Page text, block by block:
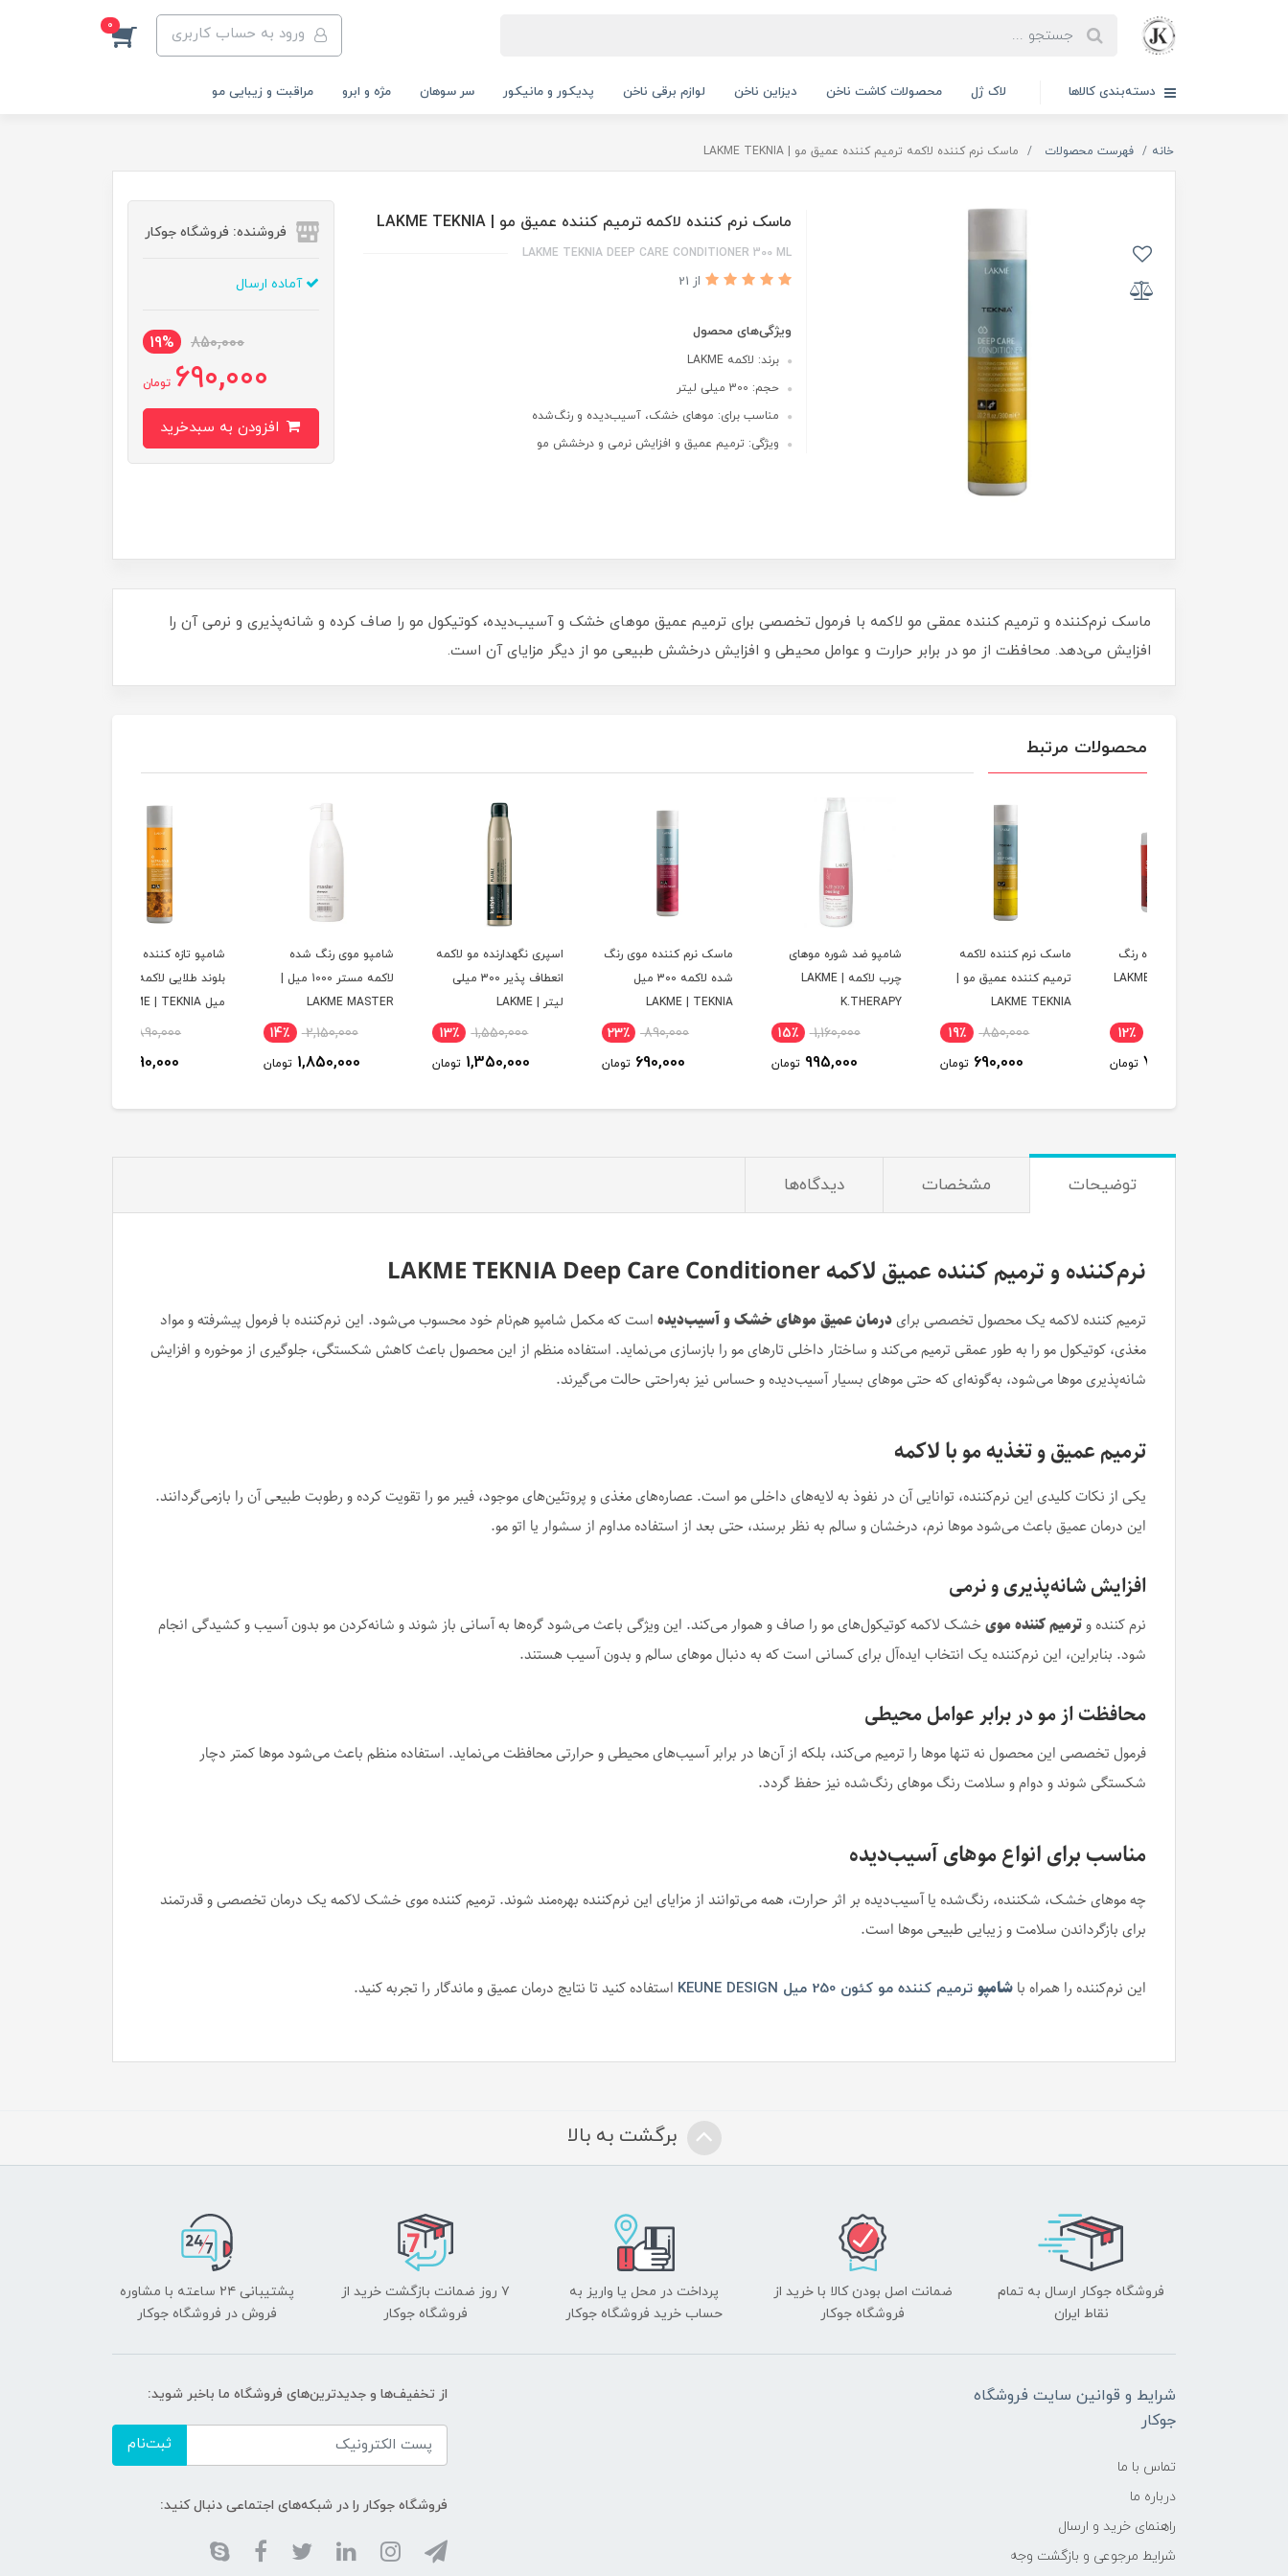
ورود به حساب کاربری 0
دسته‌بندی کالاها لاک ژل محصولات کاشت ناخن دیزاین ناخن لوازم برقی ناخن پدیکور و مانیکور سر سوهان مژه و ابرو مراقبت و زیبایی مو
خانه فهرست محصولات ماسک نرم کننده لاکمه ترمیم کننده عمیق مو | LAKME TEKNIA
ماسک نرم کننده لاکمه ترمیم کننده عمیق مو | LAKME TEKNIA
LAKME TEKNIA DEEP CARE CONDITIONER 300 ML
از 21
ویژگی‌های محصول
برند: لاکمه LAKME
حجم: 300 میلی لیتر
مناسب برای: موهای خشک، آسیب‌دیده و رنگ‌شده
ویژگی: ترمیم عمیق و افزایش نرمی و درخشش مو
فروشنده: فروشگاه جوکار
آماده ارسال
850,000
19%
690,000 تومان
ماسک نرم‌کننده و ترمیم کننده عمقی مو لاکمه با فرمول تخصصی برای ترمیم عمیق موهای خشک و آسیب‌دیده، کوتیکول مو را صاف کرده و شانه‌پذیری و نرمی آن را
افزایش می‌دهد. محافظت از مو در برابر حرارت و عوامل محیطی و افزایش درخشش طبیعی مو از دیگر مزایای آن است.
محصولات مرتبط
ماسک نرم کننده لاکمه
ترمیم کننده عمیق مو |
LAKME TEKNIA
19٪
تومان
شامپو ضد شوره موهای
چرب لاکمه | LAKME
15٪
تومان
ماسک نرم کننده موی رنگ
شده لاکمه 300 میل
LAKME | TEKNIA
23٪
تومان
اسپری نگهدارنده مو لاکمه
انعطاف پذیر 300 میلی
13٪
1,350,000 تومان
شامپو موی رنگ شده
لاکمه مستر 1000 میل |
LAKME MASTER
14٪
1,850,000 تومان
شامپو تازه کننده موی رنگ
بلوند طلایی لاکمه 300
12٪
تومان
توضیحات مشخصات دیدگاه‌ها
نرم‌کننده و ترمیم کننده عمیق لاکمه LAKME TEKNIA Deep Care Conditioner
ترمیم کننده لاکمه یک محصول تخصصی برایدرمان عمیق موهای خشک و آسیب‌دیدهاست که مکمل شامپو هم‌نام خود محسوب می‌شود. این نرم‌کننده با فرمول پیشرفته و مواد
مغذی، کوتیکول مو را به طور عمقی ترمیم می‌کند و ساختار داخلی تارهای مو را بازسازی می‌نماید. استفاده منظم از این محصول باعث کاهش شکستگی، جلوگیری از موخوره و افزایش
شانه‌پذیری موها می‌شود، به‌گونه‌ای که حتی موهای بسیار آسیب‌دیده و حساس نیز به‌راحتی حالت می‌گیرند.
ترمیم عمیق و تغذیه مو با لاکمه
یکی از نکات کلیدی این نرم‌کننده، توانایی آن در نفوذ به لایه‌های داخلی مو است. عصاره‌های مغذی و پروتئین‌های موجود، فیبر مو را تقویت کرده و رطوبت طبیعی آن را بازمی‌گردانند.
این درمان عمیق باعث می‌شود موها نرم، درخشان و سالم به نظر برسند، حتی بعد از استفاده مداوم از سشوار یا اتو مو.
افزایش شانه‌پذیری و نرمی
نرم کننده وترمیم کننده مویخشک لاکمه کوتیکول‌های مو را صاف و هموار می‌کند. این ویژگی باعث می‌شود گره‌ها به آسانی باز شوند و شانه‌کردن مو بدون آسیب و کشیدگی انجام
شود. بنابراین، این نرم‌کننده یک انتخاب ایده‌آل برای کسانی است که به دنبال موهای سالم و بدون آسیب هستند.
محافظت از مو در برابر عوامل محیطی
فرمول تخصصی این محصول نه تنها موها را ترمیم می‌کند، بلکه از آن‌ها در برابر آسیب‌های محیطی و حرارتی محافظت می‌نماید. استفاده منظم باعث می‌شود موها کمتر دچار
شکستگی شوند و دوام و سلامت رنگ موهای رنگ‌شده نیز حفظ گردد.
مناسب برای انواع موهای آسیب‌دیده
چه موهای خشک، شکننده، رنگ‌شده یا آسیب‌دیده بر اثر حرارت، همه می‌توانند از مزایای این نرم‌کننده بهره‌مند شوند. ترمیم کننده موی خشک لاکمه یک درمان تخصصی و قدرتمند
برای بازگرداندن سلامت و زیبایی طبیعی موها است.
این نرم‌کننده را همراه باشامپو ترمیم کننده مو کئون 250 میل KEUNE DESIGN استفاده کنید تا نتایج درمان عمیق و ماندگار را تجربه کنید.
برگشت به بالا
فروشگاه جوکار ارسال به تمام
نقاط ایران
ضمانت اصل بودن کالا با خرید از
فروشگاه جوکار
پرداخت در محل یا واریز به
حساب خرید فروشگاه جوکار
۷ روز ضمانت بازگشت خرید از
فروشگاه جوکار
پشتیبانی ۲۴ ساعته با مشاوره
فروش در فروشگاه جوکار
شرایط و قوانین سایت فروشگاه
جوکار
تماس با ما
درباره ما
راهنمای خرید و ارسال
شرایط مرجوعی و بازگشت وجه
از تخفیف‌ها و جدیدترین‌های فروشگاه ما باخبر شوید:
ثبت‌نام
فروشگاه جوکار را در شبکه‌های اجتماعی دنبال کنید: